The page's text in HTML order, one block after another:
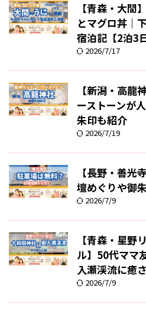
【青森・大間
とマグロ丼｜
宿泊記【2泊3
2026/7/17
【新潟・高龍
ーストーンが
朱印も紹介
2026/7/19
【長野・善光
壇めぐりや御
2026/7/9
【青森・星野
ル】50代ママ
入瀬渓流に癒
2026/7/9